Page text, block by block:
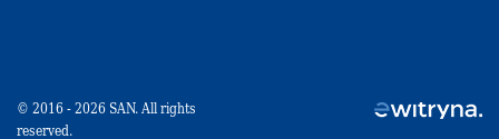
© 2016 - 2026 SAN. All rights
reserved.